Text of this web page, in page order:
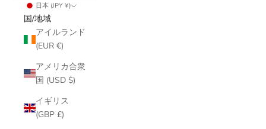
日本 (JPY ¥)
国/地域
アイルランド
(EUR €)
アメリカ合衆
国 (USD $)
イギリス
(GBP £)